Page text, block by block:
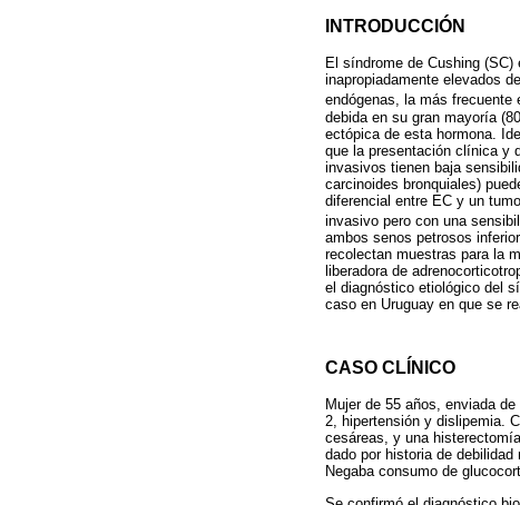
INTRODUCCIÓN
El síndrome de Cushing
inapropiadamente elevados
endógenas, la más frecuente
debida en su gran mayoría
ectópica de esta hormona.
que la presentación clínica y
invasivos tienen baja
carcinoides bronquiales)
diferencial entre EC y un
invasivo pero con una
ambos senos petrosos
recolectan muestras para la
liberadora de
el diagnóstico etiológico del
caso en Uruguay en que se
CASO CLÍNICO
Mujer de 55 años, enviada
2, hipertensión y dislipemia.
cesáreas, y una
dado por historia de
Negaba consumo de